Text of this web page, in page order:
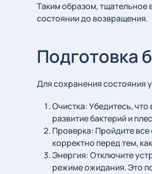
Таким образом, тщательное
состоянии до возвращения.
Подготовка
Для сохранения состояния
Очистка: Убедитесь,
развитие бактерий и
Проверка: Пройдите
корректно перед тем,
Энергия: Отключите
режиме ожидания. Это